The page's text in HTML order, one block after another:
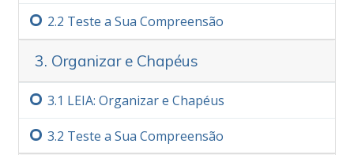
Teste a Sua Compreensão
3. Organizar e Chapéus
LEIA: Organizar e Chapéus
Teste a Sua Compreensão